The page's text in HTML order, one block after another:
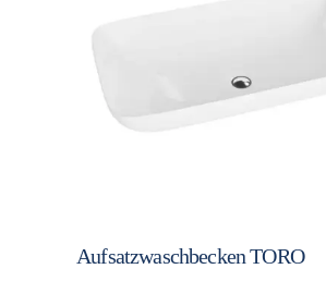
Aufsatzwaschbecken TORO